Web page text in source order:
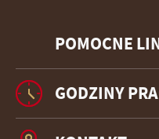
POMOCNE
GODZINY